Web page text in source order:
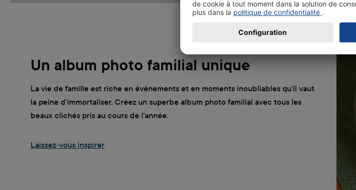
Un album photo familial unique
La vie de famille est riche en événements et en moments inoubliables qu’il vaut
la peine d’immortaliser. Créez un superbe album photo familial avec tous les
beaux clichés pris au cours de l’année.
Laissez-vous inspirer